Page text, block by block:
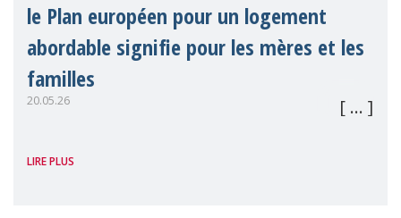
le Plan européen pour un logement
abordable signifie pour les mères et les
familles
20.05.26
logement, le sans-abrisme, l'instabilité
LIRE PLUS